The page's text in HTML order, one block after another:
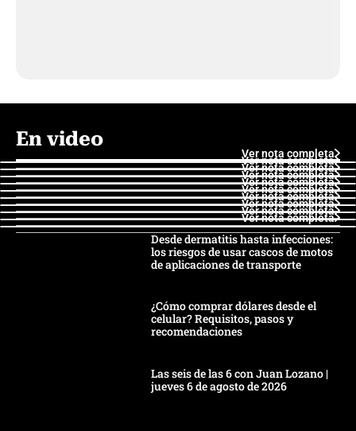
En video
Ver nota completa
Ver nota completa
Ver nota completa
Ver nota completa
Ver nota completa
Ver nota completa
Ver nota completa
Ver nota completa
Ver nota completa
Ver nota completa
Desde dermatitis hasta infecciones:
los riesgos de usar cascos de motos
de aplicaciones de transporte
¿Cómo comprar dólares desde el
celular? Requisitos, pasos y
recomendaciones
Las seis de las 6 con Juan Lozano |
jueves 6 de agosto de 2026